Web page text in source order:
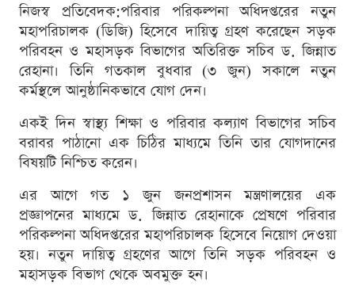
নিজস্ব প্রতিবেদক:পরিবার পরিকল্পনা অধিদপ্তরের নতুন
মহাপরিচালক (ডিজি) হিসেবে দায়িত্ব গ্রহণ করেছেন সড়ক
পরিবহন ও মহাসড়ক বিভাগের অতিরিক্ত সচিব ড. জিন্নাত
রেহানা। তিনি গতকাল বুধবার (৩ জুন) সকালে নতুন
কর্মস্থলে আনুষ্ঠানিকভাবে যোগ দেন।
একই দিন স্বাস্থ্য শিক্ষা ও পরিবার কল্যাণ বিভাগের সচিব
বরাবর পাঠানো এক চিঠির মাধ্যমে তিনি তার যোগদানের
বিষয়টি নিশ্চিত করেন।
এর আগে গত ১ জুন জনপ্রশাসন মন্ত্রণালয়ের এক
প্রজ্ঞাপনের মাধ্যমে ড. জিন্নাত রেহানাকে প্রেষণে পরিবার
পরিকল্পনা অধিদপ্তরের মহাপরিচালক হিসেবে নিয়োগ দেওয়া
হয়। নতুন দায়িত্ব গ্রহণের আগে তিনি সড়ক পরিবহন ও
মহাসড়ক বিভাগ থেকে অবমুক্ত হন।